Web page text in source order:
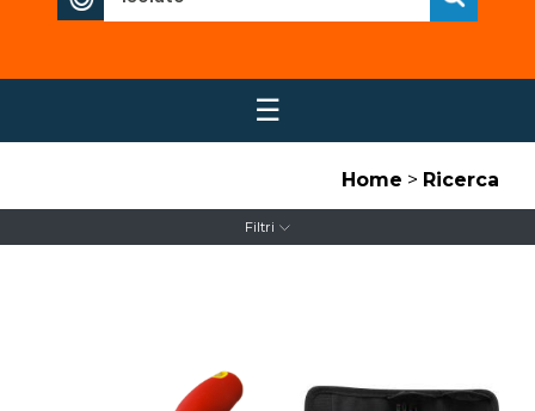
☰
Home > Ricerca
Filtri